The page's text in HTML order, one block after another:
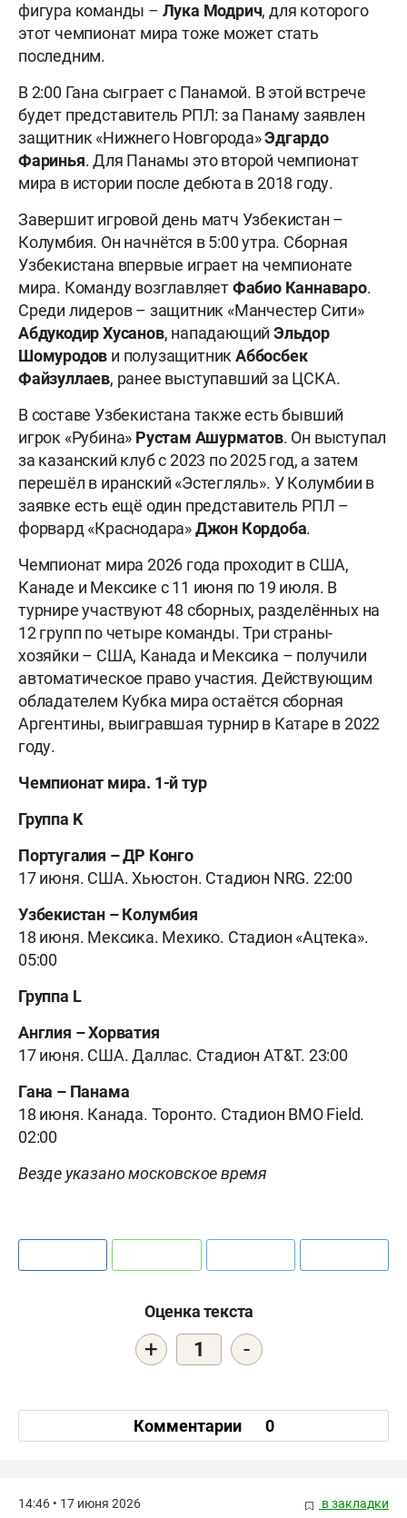
фигура команды – Лука Модрич, для которого
этот чемпионат мира тоже может стать
последним.
В 2:00 Гана сыграет с Панамой. В этой встрече
будет представитель РПЛ: за Панаму заявлен
защитник «Нижнего Новгорода»Эдгардо
Фаринья. Для Панамы это второй чемпионат
мира в истории после дебюта в 2018 году.
Завершит игровой день матч Узбекистан –
Колумбия. Он начнётся в 5:00 утра. Сборная
Узбекистана впервые играет на чемпионате
мира. Команду возглавляетФабио Каннаваро.
Среди лидеров – защитник «Манчестер Сити»
Абдукодир Хусанов, нападающийЭльдор
Шомуродов и полузащитникАббосбек
Файзуллаев, ранее выступавший за ЦСКА.
В составе Узбекистана также есть бывший
игрок «Рубина» Рустам Ашурматов. Он выступал
за казанский клуб с 2023 по 2025 год, а затем
перешёл в иранский «Эстегляль». У Колумбии в
заявке есть ещё один представитель РПЛ –
форвард «Краснодара»Джон Кордоба.
Чемпионат мира 2026 года проходит в США,
Канаде и Мексике с 11 июня по 19 июля. В
турнире участвуют 48 сборных, разделённых на
12 групп по четыре команды. Три страны-
хозяйки – США, Канада и Мексика – получили
автоматическое право участия. Действующим
обладателем Кубка мира остаётся сборная
Аргентины, выигравшая турнир в Катаре в 2022
году.
Чемпионат мира. 1-й тур
Группа K
Португалия – ДР Конго
17 июня. США. Хьюстон. Стадион NRG. 22:00
Узбекистан – Колумбия
18 июня. Мексика. Мехико. Стадион «Ацтека».
05:00
Группа L
Англия – Хорватия
17 июня. США. Даллас. Стадион AT&T. 23:00
Гана – Панама
18 июня. Канада. Торонто. Стадион BMO Field.
02:00
Везде указано московское время
Оценка текста
+ 1 -
Комментарии 0
14:46 • 17 июня 2026 в закладки